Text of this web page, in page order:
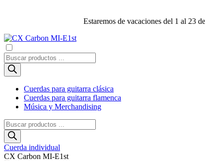
Estaremos de vacaciones del 1 al 23
Búsqueda
de
productos
Cuerdas para guitarra clásica
Cuerdas para guitarra flamenca
Música y Merchandising
Búsqueda
de
productos
Cuerda individual
CX Carbon MI-E1st